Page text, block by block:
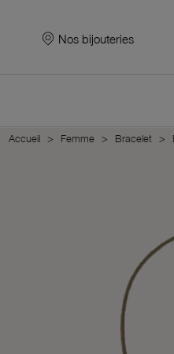
Nos bijouteries
Accueil Femme Bracelet